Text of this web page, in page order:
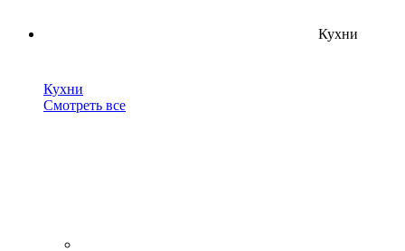
Кухни
Кухни
Смотреть все